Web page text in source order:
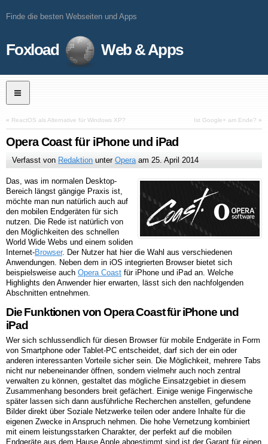
Finde die besten Webseiten und Apps
Foxload Web & Apps
« ReactOS als Alternative für Windows XP? Ist Google+ am Ende? »
Opera Coast für iPhone und iPad
Verfasst von Redaktion unterOperaam25. April 2014
Das, was im normalen Desktop-
Bereich längst gängige Praxis ist,
möchte man nun natürlich auch auf
den mobilen Endgeräten für sich
nutzen. Die Rede ist natürlich von
den Möglichkeiten des schnellen
World Wide Webs und einem soliden
Internet-Browser. Der Nutzer hat hier die Wahl aus verschiedenen
Anwendungen. Neben dem in iOS integrierten Browser bietet sich
beispielsweise auch Opera Coast für iPhone und iPad an. Welche
Highlights den Anwender hier erwarten, lässt sich den nachfolgenden
Abschnitten entnehmen.
Die Funktionen von Opera Coast für iPhone und
iPad
Wer sich schlussendlich für diesen Browser für mobile Endgeräte in Form
von Smartphone oder Tablet-PC entscheidet, darf sich der ein oder
anderen interessanten Vorteile sicher sein. Die Möglichkeit, mehrere Tabs
nicht nur nebeneinander öffnen, sondern vielmehr auch noch zentral
verwalten zu können, gestaltet das mögliche Einsatzgebiet in diesem
Zusammenhang besonders breit gefächert. Einige wenige Fingerwische
später lassen sich dann ausführliche Recherchen anstellen, gefundene
Bilder direkt über Soziale Netzwerke teilen oder andere Inhalte für die
eigenen Zwecke in Anspruch nehmen. Die hohe Vernetzung kombiniert
mit einem leistungsstarken Charakter, der perfekt auf die mobilen
Endgeräte aus dem Hause Apple abgestimmt sind,ist der Garant für einen